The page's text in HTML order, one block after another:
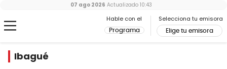
Hable con el
Programa
Selecciona tu emisora
Elige tu emisora
07 ago 2026 Actualizado 10:43
Ibagué